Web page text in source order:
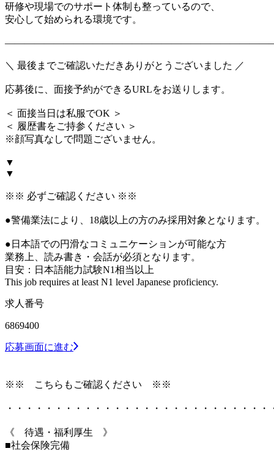
研修や現場でのサポート体制も整っているので、
安心して始められる環境です。
＼ 最後までご確認いただきありがとうございました ／
応募後に、面接予約ができるURLをお送りします。
＜ 面接当日は私服でOK ＞
＜ 履歴書をご持参ください ＞
※顔写真なしで問題ございません。
▼
▼
※※ 必ずご確認ください ※※
●警備業法により、18歳以上の方のみ採用対象となります。
●日本語での円滑なコミュニケーションが可能な方
業務上、読み書き・会話が必須となります。
目安：日本語能力試験N1相当以上
This job requires at least N1 level Japanese proficiency.
求人番号
6869400
応募画面に進む
※※ こちらもご確認ください ※※
・・・・・・・・・・・・・・・・・・・・・・・・・・・
《 待遇・福利厚生 》
■社会保険完備